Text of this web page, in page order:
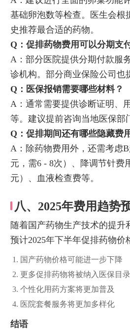
基础卵泡数等检查。医生会根
史推荐最合适的药物。
Q：促排药物费用可以分期支
A：部分医院提供分期付款服
诊机构。部分商业保险公司也
Q：医保报销需要哪些材料？
A：通常需要提供诊断证明、
等。建议提前咨询当地医保部
Q：促排期间还有哪些隐藏费
A：除药物费用外，还需考虑
元，需6 - 8次）、降调节针费
元）、血液检查费等。
八、2025年费用趋势
随着国产药物生产技术的提升
预计2025年下半年促排药物价
国产药物价格可能进一步下降
更多促排药物将被纳入医保目录
个性化用药方案将更加普及
医院套餐服务将更加多样化
结语